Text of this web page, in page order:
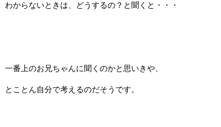
わからないときは、どうするの？と聞くと・・・
一番上のお兄ちゃんに聞くのかと思いきや、
とことん自分で考えるのだそうです。